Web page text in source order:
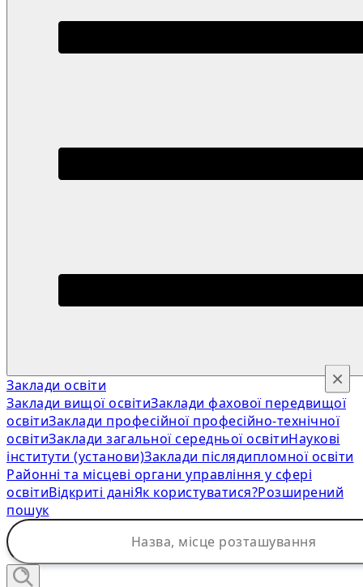
Заклади освіти
Заклади вищої освітиЗаклади фахової передвищої
освітиЗаклади професійної професійно-технічної
освітиЗаклади загальної середньої освітиНаукові
інститути (установи)Заклади післядипломної освіти
Районні та місцеві органи управління у сфері
освітиВідкриті даніЯк користуватися?Розширений
пошук
×